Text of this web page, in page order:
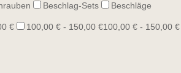
Beschlag-Sets
Beschläge
€ 100,00 € - 150,00 €100,00 € - 150,00 €